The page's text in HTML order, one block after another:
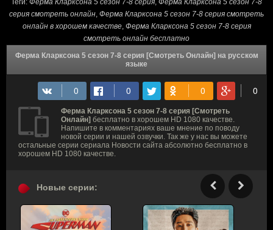
Теги: Ферма Кларксона 5 сезон 7-8 серия, Ферма Кларксона 5 сезон 7-8
серия смотреть онлайн, Ферма Кларксона 5 сезон 7-8 серия смотреть
онлайн в хорошем качестве, Ферма Кларксона 5 сезон 7-8 серия
смотреть онлайн бесплатно
Ферма Кларксона 5 сезон 7-8 серия [Смотреть Онлайн] на русском
языке
Ферма Кларксона 5 сезон 7-8 серия [Смотреть
Онлайн] бесплатно в хорошем HD 1080 качестве.
Напишите в комментариях ваше мнение по поводу
новой серии и нашей озвучки. Так же у нас вы можете
остальные серии сериала Новости сайта абсолютно бесплатно в
хорошем HD 1080 качестве.
Новые серии: